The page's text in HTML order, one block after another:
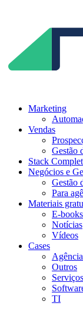
conteúdo
Marketing
Vendas
Gestão
Stack
Negócios e
Gestão
Para
Materiais
E-
Notícias
Vídeos
Cases
Outros
TI